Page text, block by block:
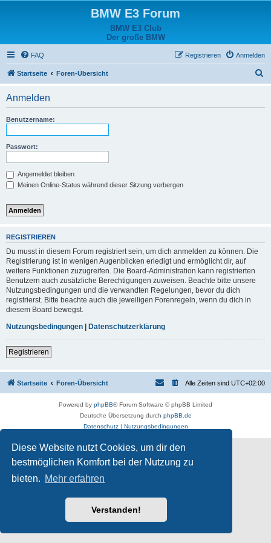
Diese Website nutzt Cookies, um dir den
bestmöglichen Komfort bei der Nutzung zu
bieten. Mehr erfahren
Verstanden!
BMW E3 Forum
BMW E3 Club
Der große BMW
FAQ Anmelden
Registrieren
Startseite Foren-Übersicht
Anmelden
Benutzername:
Passwort:
Angemeldet bleiben
Meinen Online-Status während dieser Sitzung verbergen
REGISTRIEREN
Du musst in diesem Forum registriert sein, um dich anmelden zu können. Die
Registrierung ist in wenigen Augenblicken erledigt und ermöglicht dir, auf
weitere Funktionen zuzugreifen. Die Board-Administration kann registrierten
Benutzern auch zusätzliche Berechtigungen zuweisen. Beachte bitte unsere
Nutzungsbedingungen und die verwandten Regelungen, bevor du dich
registrierst. Bitte beachte auch die jeweiligen Forenregeln, wenn du dich in
diesem Board bewegst.
Nutzungsbedingungen | Datenschutzerklärung
Registrieren
Startseite Foren-Übersicht Alle Zeiten sind UTC+02:00
Powered by phpBB® Forum Software © phpBB Limited
Deutsche Übersetzung durch phpBB.de
Datenschutz| Nutzungsbedingungen